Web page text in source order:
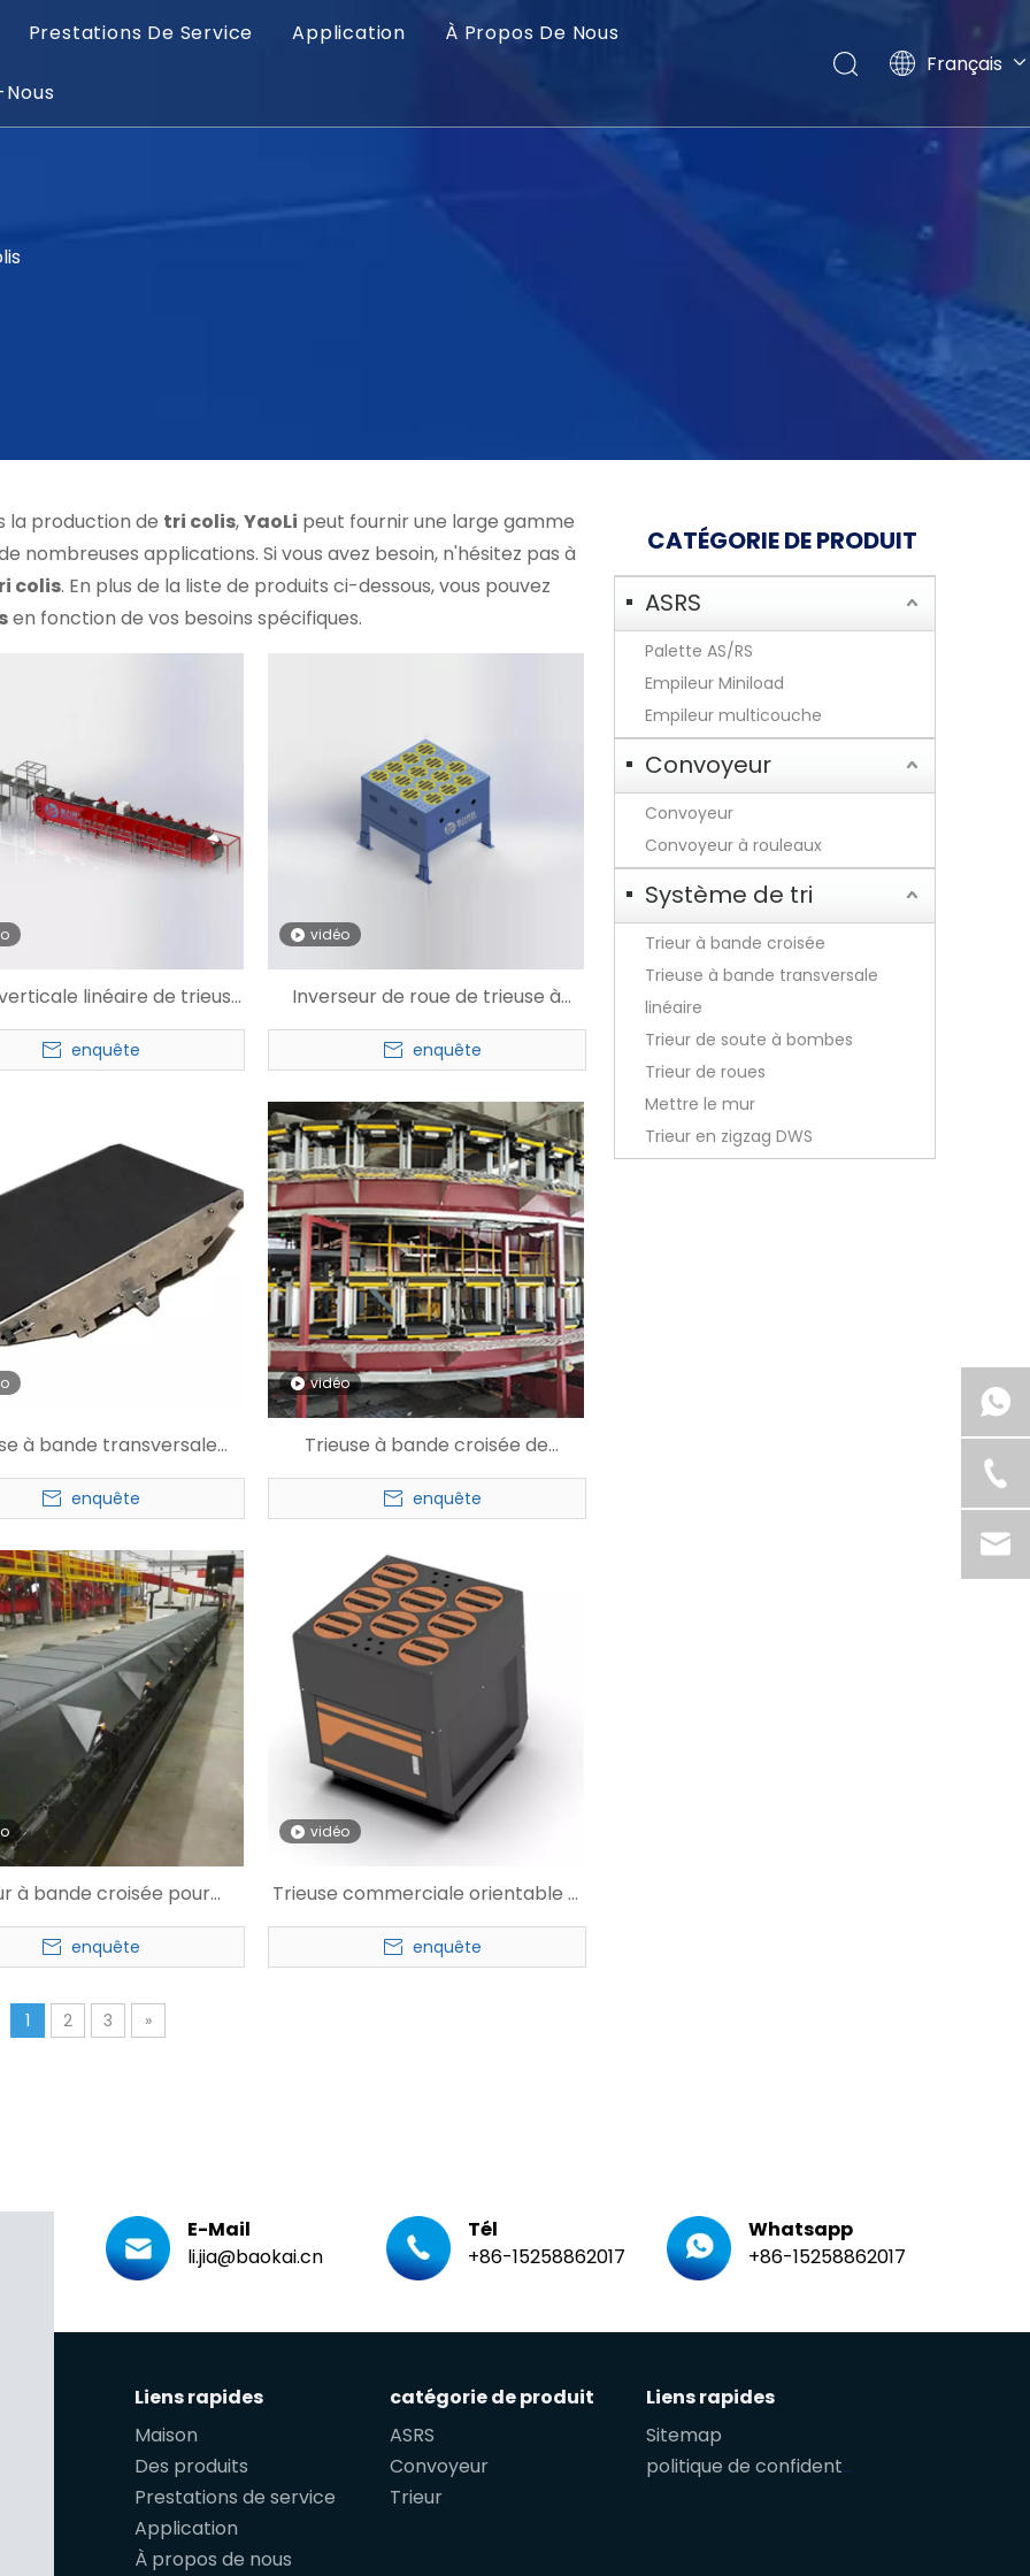
Prestations De Service Application À Propos De Nous
Français
العربية
Pусский
Español
Português
la production de tri colis,YaoLi peut fournir une large gamme
nombreuses applications. Si vous avez besoin, n'hésitez pas à
colis. En plus de la liste de produits ci-dessous, vous pouvez
en fonction de vos besoins spécifiques.
linéaire de trieuse
transversale pour
courrier
enquête
vidéo
Inverseur de roue de trieuse à
roues pivotantes pour le tri des
itinéraires
enquête
à bande transversale
WMS pour entrepôt
enquête
vidéo
Trieuse à bande croisée de
vêtements à grande vitesse avec
deux couches
enquête
à bande croisée pour
vêtements WMS
enquête
vidéo
Trieuse commerciale orientable à
roues pivotantes
enquête
1 2 3 »
CATÉGORIE DE PRODUIT
ASRS
Palette AS/RS
Empileur Miniload
Empileur multicouche
Convoyeur
Convoyeur
Convoyeur à rouleaux
Système de tri
Trieur à bande croisée
Trieuse à bande transversale
linéaire
Trieur de soute à bombes
Trieur de roues
Mettre le mur
Trieur en zigzag DWS
E-Mail
li.jia@baokai.cn
Tél
+86-15258862017
Whatsapp
+86-15258862017
Liens rapides
Maison
Des produits
Prestations de service
Application
À propos de nous
catégorie de produit
ASRS
Convoyeur
Trieur
Liens rapides
Sitemap
politique de confidentialité